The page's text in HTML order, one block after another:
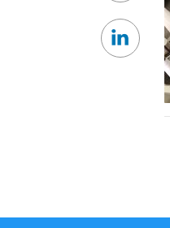
Linkedin